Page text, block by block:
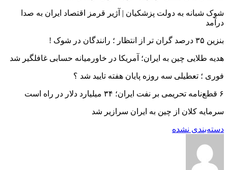
شوک شبانه به دولت پزشکیان | آژیر قرمز اقتصاد ایران به صدا
درآمد
بنزین ۳۵ درصد گران‌ تر از انتظار ؛ رانندگان در شوک !
هدیه طلایی چین به ایران؛ آمریکا در خاورمیانه حسابی غافلگیر شد
فوری ؛ تعطیلی سه روزه پایان هفته تایید شد ؟
۶ قطع‌نامه تحریمی بر نفت ایران؛ ۳۴ میلیارد دلار در راه است
سرمایه کلان از چین به ایران سرازیر شد
دسته‌بندی نشده